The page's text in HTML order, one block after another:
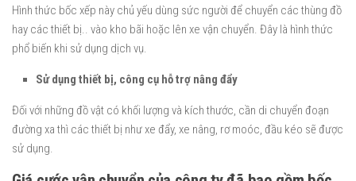
Hình thức bốc xếp này chủ yếu dùng sức người để chuyển các thùng đồ
hay các thiết bị.. vào kho bãi hoặc lên xe vận chuyển. Đây là hình thức
phổ biến khi sử dụng dịch vụ.
Sử dụng thiết bị, công cụ hỗ trợ nâng đẩy
Đối với những đồ vật có khối lượng và kích thước, cần di chuyển đoạn
đường xa thì các thiết bị như xe đẩy, xe nâng, rơ moóc, đầu kéo sẽ được
sử dụng.